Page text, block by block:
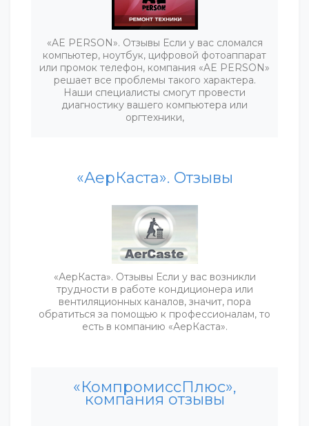
«AE PERSON». Отзывы Если у вас сломался
компьютер, ноутбук, цифровой фотоаппарат
или промок телефон, компания «AE PERSON»
решает все проблемы такого характера.
Наши специалисты смогут провести
диагностику вашего компьютера или
оргтехники,
«АерКаста». Отзывы
«АерКаста». Отзывы Если у вас возникли
трудности в работе кондиционера или
вентиляционных каналов, значит, пора
обратиться за помощью к профессионалам, то
есть в компанию «АерКаста».
«КомпромиссПлюс»,
компания отзывы